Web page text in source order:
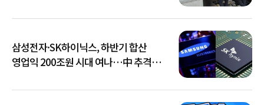
삼성전자·SK하이닉스, 하반기 합산
영업익 200조원 시대 여나…中 추격은